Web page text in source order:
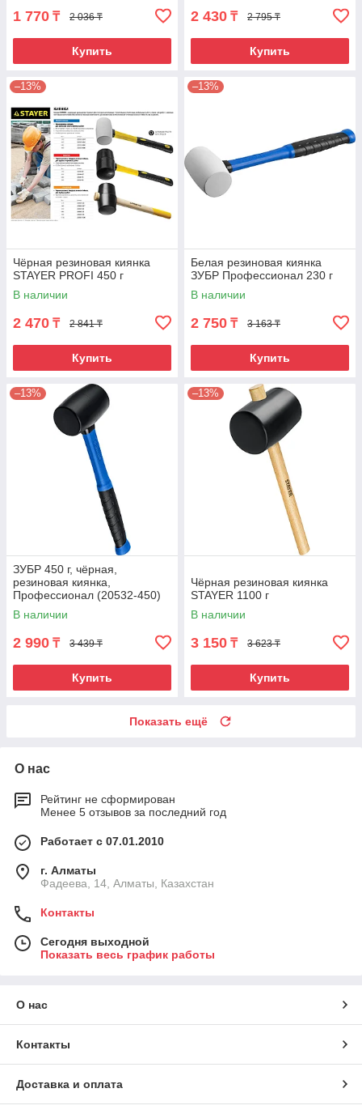
1 770 ₸ 2 036 ₸
Купить
2 430 ₸ 2 795 ₸
Купить
–13%
Чёрная резиновая киянка
STAYER PROFI 450 г
В наличии
2 470 ₸ 2 841 ₸
Купить
–13%
Белая резиновая киянка
ЗУБР Профессионал 230 г
В наличии
2 750 ₸ 3 163 ₸
Купить
–13%
ЗУБР 450 г, чёрная,
резиновая киянка,
Профессионал (20532-450)
В наличии
2 990 ₸ 3 439 ₸
Купить
–13%
Чёрная резиновая киянка
STAYER 1100 г
В наличии
3 150 ₸ 3 623 ₸
Купить
Показать ещё
О нас
Рейтинг не сформирован
Менее 5 отзывов за последний год
Работает с 07.01.2010
г. Алматы
Фадеева, 14, Алматы, Казахстан
Контакты
Сегодня выходной
Показать весь график работы
О нас
Контакты
Доставка и оплата